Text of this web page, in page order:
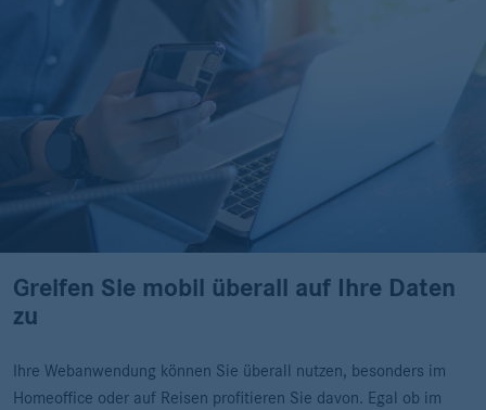
Greifen Sie mobil überall auf Ihre Daten
zu
Ihre Webanwendung können Sie überall nutzen, besonders im
Homeoffice oder auf Reisen profitieren Sie davon. Egal ob im